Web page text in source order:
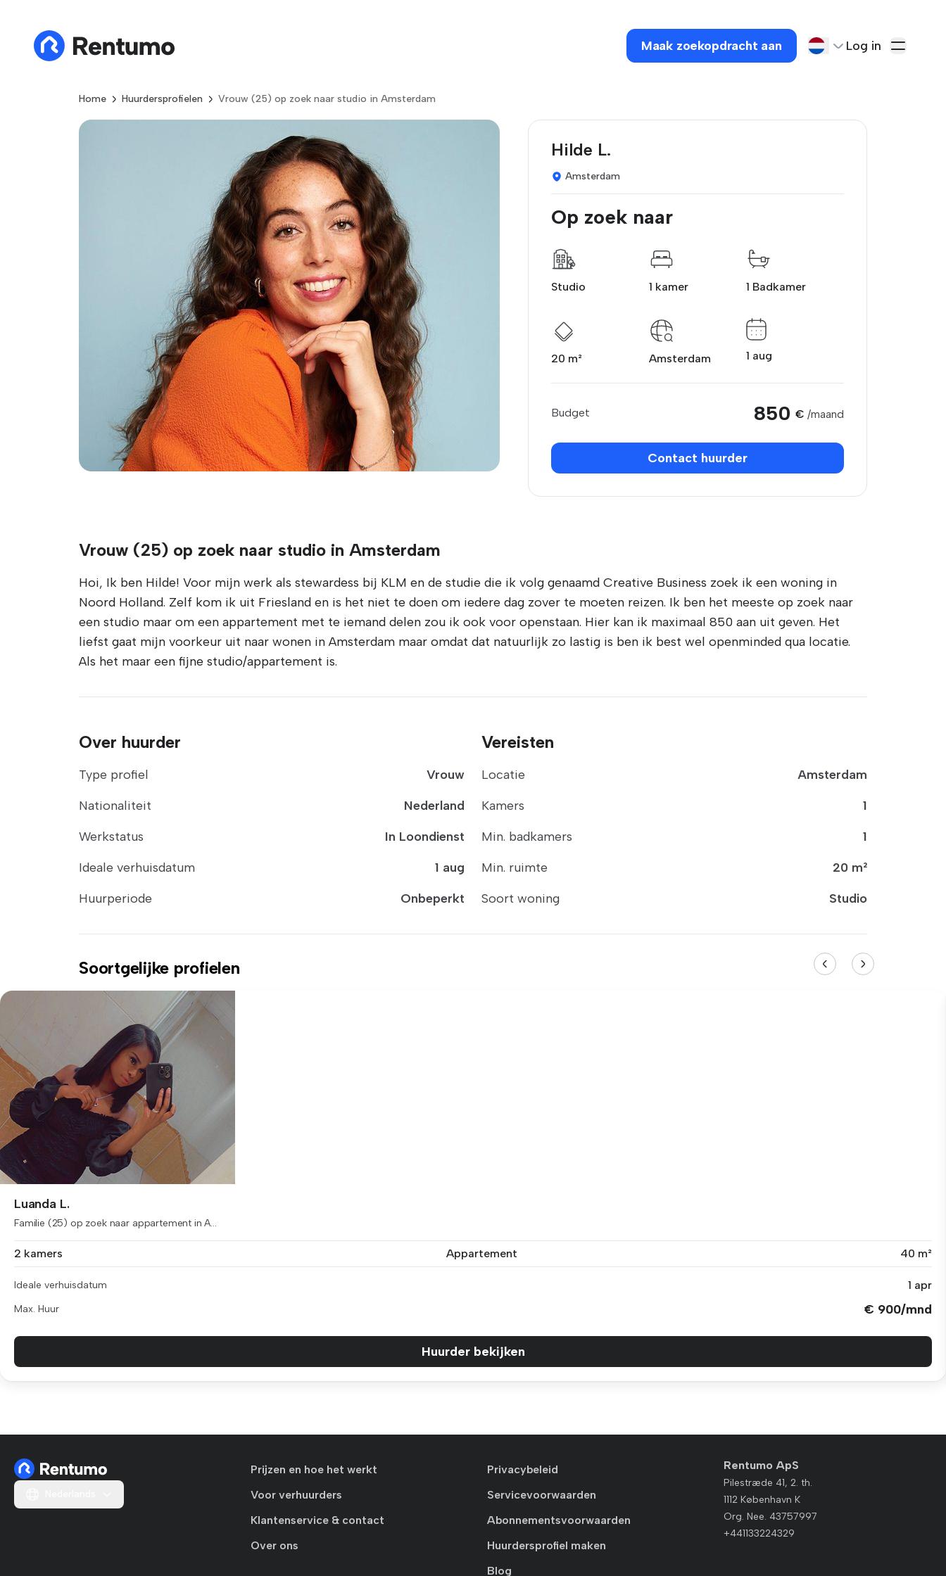
Maak zoekopdracht aan Log in
Home Huurdersprofielen Vrouw (25) op zoek naar studio in Amsterdam
Hilde L.
Amsterdam
Op zoek naar
Studio 1 kamer 1 Badkamer
20 m² Amsterdam 1 aug
Budget 850 € /maand
Contact huurder
Vrouw (25) op zoek naar studio in Amsterdam
Hoi, Ik ben Hilde! Voor mijn werk als stewardess bij KLM en de studie die ik volg genaamd Creative Business zoek ik een woning in
Noord Holland. Zelf kom ik uit Friesland en is het niet te doen om iedere dag zover te moeten reizen. Ik ben het meeste op zoek naar
een studio maar om een appartement met te iemand delen zou ik ook voor openstaan. Hier kan ik maximaal 850 aan uit geven. Het
liefst gaat mijn voorkeur uit naar wonen in Amsterdam maar omdat dat natuurlijk zo lastig is ben ik best wel openminded qua locatie.
Als het maar een fijne studio/appartement is.
Over huurder
Type profiel
Vrouw
Nationaliteit
Nederland
Werkstatus
In Loondienst
Ideale verhuisdatum
1 aug
Huurperiode
Onbeperkt
Vereisten
Locatie
Amsterdam
Kamers
1
Min. badkamers
1
Min. ruimte
20 m²
Soort woning
Studio
Soortgelijke profielen
Luanda L.
Familie (25) op zoek naar appartement in A...
2 kamers Appartement 40 m²
Ideale verhuisdatum 1 apr
Max. Huur € 900/mnd
Huurder bekijken
Prijzen en hoe het werkt
Voor verhuurders
Klantenservice & contact
Over ons
Privacybeleid
Servicevoorwaarden
Abonnementsvoorwaarden
Huurdersprofiel maken
Blog
Rentumo ApS
Pilestræde 41, 2. th.
1112 København K
Org. Nee. 43757997
+441133224329